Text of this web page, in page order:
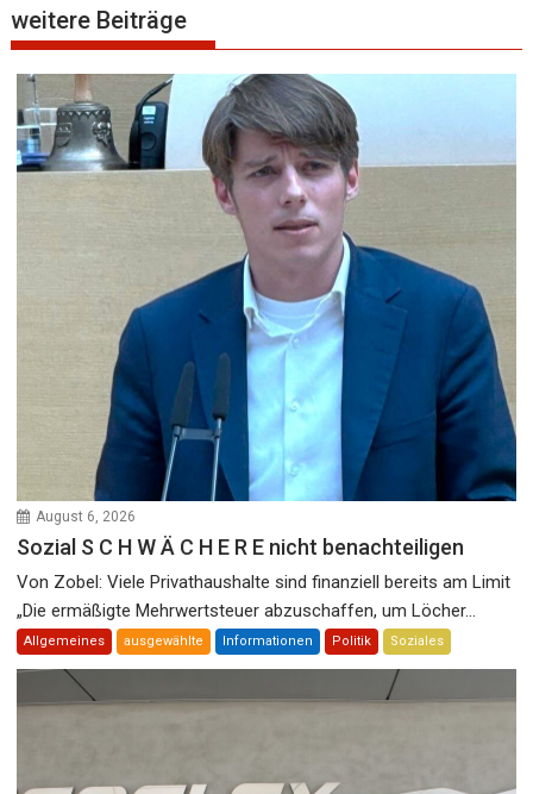
weitere Beiträge
August 6, 2026
Sozial S C H W Ä C H E R E nicht benachteiligen
Von Zobel: Viele Privathaushalte sind finanziell bereits am Limit
„Die ermäßigte Mehrwertsteuer abzuschaffen, um Löcher...
Allgemeines ausgewählte Informationen Politik Soziales